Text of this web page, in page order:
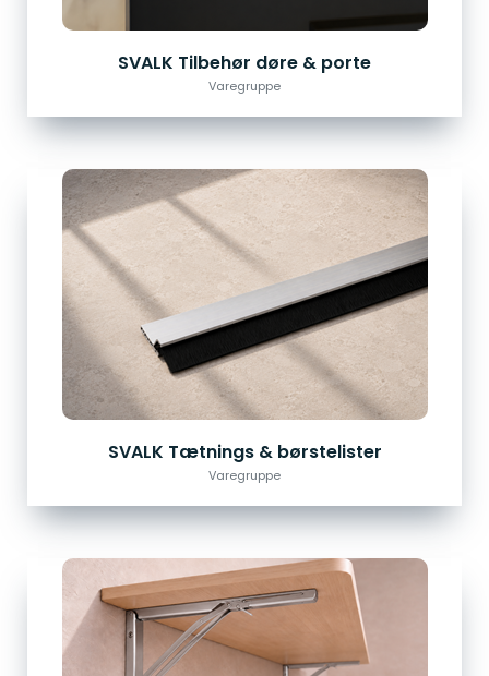
SVALK Tilbehør døre & porte
Varegruppe
SVALK Tætnings & børstelister
Varegruppe